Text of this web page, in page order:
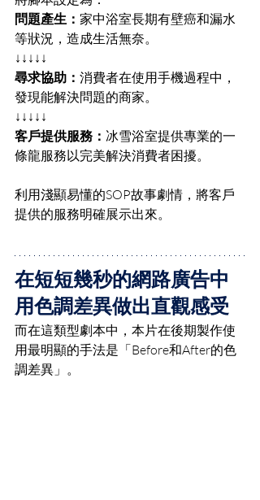
問題產生： 家中浴室長期有壁癌和漏水
等狀況，造成生活無奈。
↓↓↓↓↓
尋求協助： 消費者在使用手機過程中，
發現能解決問題的商家。
↓↓↓↓↓
客戶提供服務： 冰雪浴室提供專業的一
條龍服務以完美解決消費者困擾。
利用淺顯易懂的SOP故事劇情，將客戶
提供的服務明確展示出來。
在短短幾秒的網路廣告中
用色調差異做出直觀感受
而在這類型劇本中，本片在後期製作使
用最明顯的手法是「Before和After的色
調差異」。